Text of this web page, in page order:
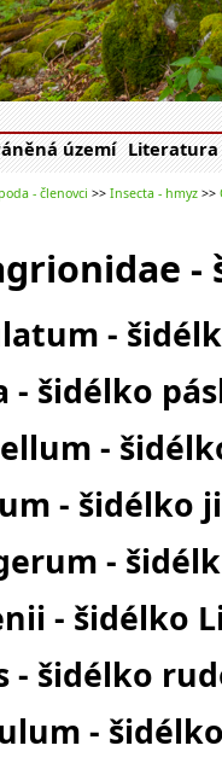
území Literatura
- členovci >> Insecta - hmyz >>
-
- šidélko
-
- šidélko
-
- šidélko
- šidélko
-